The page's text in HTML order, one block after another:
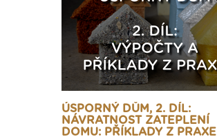
ÚSPORNÝ DŮM, 2. DÍL:
NÁVRATNOST ZATEPLENÍ
DOMU: PŘÍKLADY Z PRAXE